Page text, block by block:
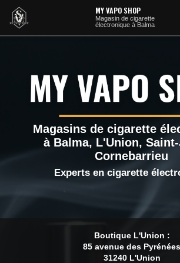
contenu
principal
MY VAPO SHOP
Magasin de cigarette
électronique à Balma
Magasins de cigarette
à Balma, L'Union,
Cornebarrieu
Experts en cigarette
Boutique L'Union :
85 avenue des Pyrénées
31240 L'Union